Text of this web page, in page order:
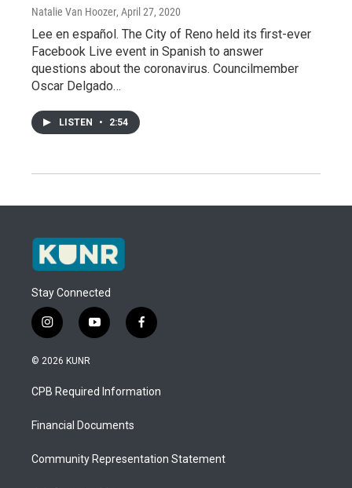
Natalie Van Hoozer, April 27, 2020
Lee en español. The City of Reno held its first-ever
Facebook Live event in Spanish to answer
questions about the coronavirus. Councilmember
Oscar Delgado…
LISTEN • 2:54
Stay Connected
i
n
s
a
g
a
y
o
u
b
f
a
b
o
© 2026 KUNR
CPB Required Information
Financial Documents
Community Representation Statement